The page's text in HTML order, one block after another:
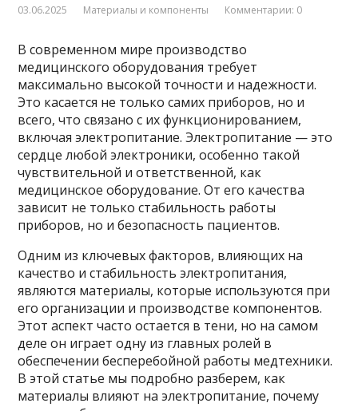
03.06.2025 Материалы и компоненты Комментарии: 0
В современном мире производство
медицинского оборудования требует
максимально высокой точности и надежности.
Это касается не только самих приборов, но и
всего, что связано с их функционированием,
включая электропитание. Электропитание — это
сердце любой электроники, особенно такой
чувствительной и ответственной, как
медицинское оборудование. От его качества
зависит не только стабильность работы
приборов, но и безопасность пациентов.
Одним из ключевых факторов, влияющих на
качество и стабильность электропитания,
являются материалы, которые используются при
его организации и производстве компонентов.
Этот аспект часто остается в тени, но на самом
деле он играет одну из главных ролей в
обеспечении бесперебойной работы медтехники.
В этой статье мы подробно разберем, как
материалы влияют на электропитание, почему